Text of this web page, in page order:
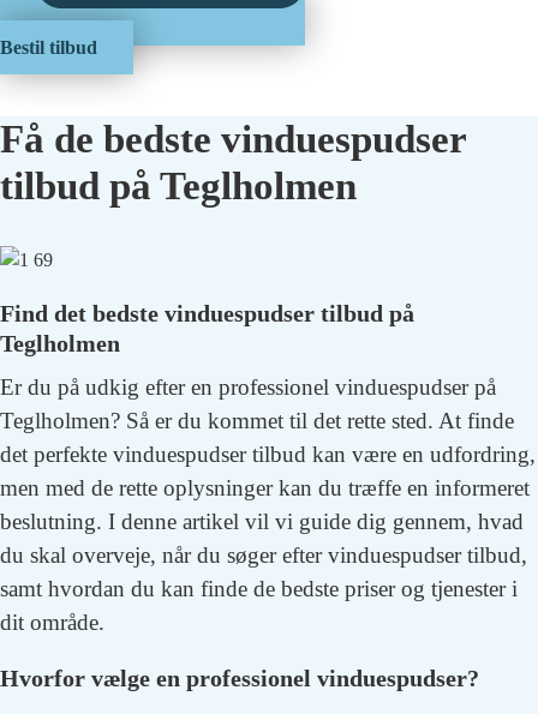
Bestil tilbud
Få de bedste vinduespudser
tilbud på Teglholmen
Find det bedste vinduespudser tilbud på
Teglholmen
Er du på udkig efter en professionel vinduespudser på
Teglholmen? Så er du kommet til det rette sted. At finde
det perfekte vinduespudser tilbud kan være en udfordring,
men med de rette oplysninger kan du træffe en informeret
beslutning. I denne artikel vil vi guide dig gennem, hvad
du skal overveje, når du søger efter vinduespudser tilbud,
samt hvordan du kan finde de bedste priser og tjenester i
dit område.
Hvorfor vælge en professionel vinduespudser?